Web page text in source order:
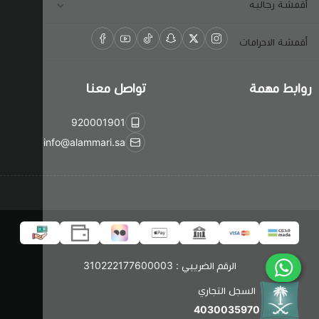
قطيفه
شمواه
شيفون
استرتش
دانتيل
رايون سهرات
أقمشة جوبير
اكسسوارات
قيطان
قطع ساده
أقمشة رجاليه
عرض الكل
أقمشة الاحرامات
روابط مهمة تواصل معنا
920001901
info@alammari.sa
السجل التجاري
4030035970
الرقم الضريبي : 310222177600003